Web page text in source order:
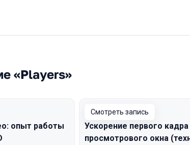
«Players»
опыт работы
Смотреть запись
Ускорение первого
просмотрового окна